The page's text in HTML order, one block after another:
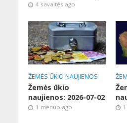
4 savaitės ago
ŽEMĖS ŪKIO NAUJIENOS
Žemės ūkio
naujienos: 2026-07-02
1 mėnuo ago